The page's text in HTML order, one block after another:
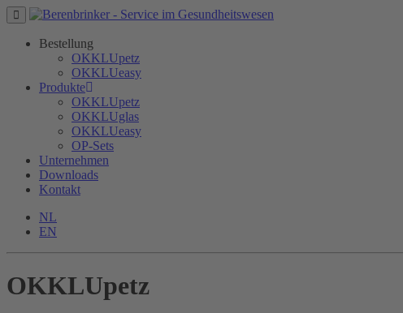
Bestellung
OKKLUpetz
OKKLUeasy
Produkte
OKKLUpetz
OKKLUglas
OKKLUeasy
OP-Sets
Unternehmen
Downloads
Kontakt
NL
EN
OKKLUpetz